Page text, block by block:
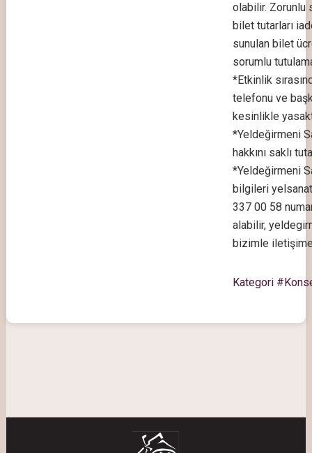
olabilir.
bilet tutarları
sunulan bilet
sorumlu
*Etkinlik
telefonu ve
kesinlikle
*Yeldeğirmeni
hakkını saklı
*Yeldeğirmeni
bilgileri
337 00 58
alabilir,
bizimle
Kategori